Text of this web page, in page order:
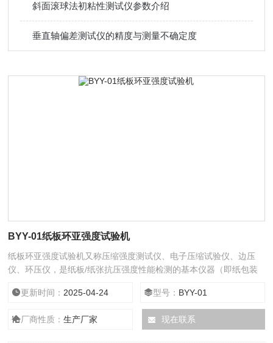
斜面滚球法初粘性测试仪参数介绍
垂直轴偏差测试仪的精度与测量不确定度
BYY-01纸板环亚强度试验机
纸板环亚强度试验机又称压缩强度测试仪、电子压缩试验仪、边压
仪、环压仪，是纸板/纸张抗压强度性能检测的基本仪器（即纸包装
强度、边压强度、粘合强度等试验，以便纸品生产企业控制生产成本
和提高产品质量。其各项性能参数和技术指标符合相关国家标准规
定。
更新时间： 2025-04-24 型号： BYY-01
厂商性质：生产厂家 现在联系